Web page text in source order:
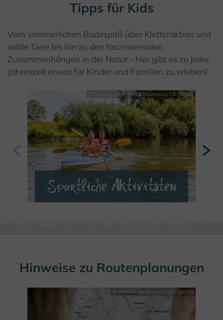
Tipps für Kids
Vom sommerlichen Badespaß über Kletteraktion und
wilde Tiere bis hin zu den faszinierenden
Zusammenhängen in der Natur - hier gibt es zu jeder
Jahreszeit etwas für Kinder und Familien zu erleben!
© Teutoburger Wald Tourismus / A. Röser
Sportliche Aktivitäten
Hinweise zu Routenplanungen
© patrick pantze images gmbH